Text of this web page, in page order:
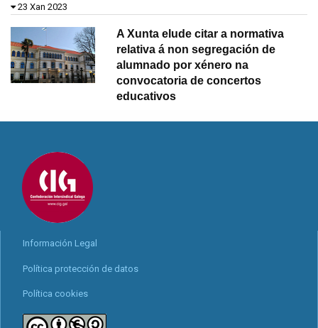
23 Xan 2023
A Xunta elude citar a normativa
relativa á non segregación de
alumnado por xénero na
convocatoria de concertos
educativos
Información Legal
Política protección de datos
Política cookies